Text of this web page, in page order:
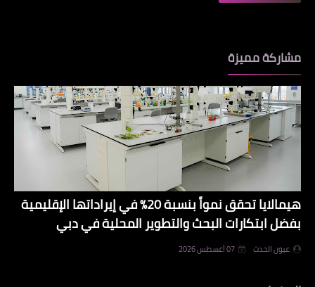
مشاركة مميزة
هيمالايا تحقق نمواً بنسبة 20% في إيراداتها الإقليمية
بفضل ابتكارات البحث والتطوير المحلية في دبي
عيون الحدث 07 أغسطس 2026